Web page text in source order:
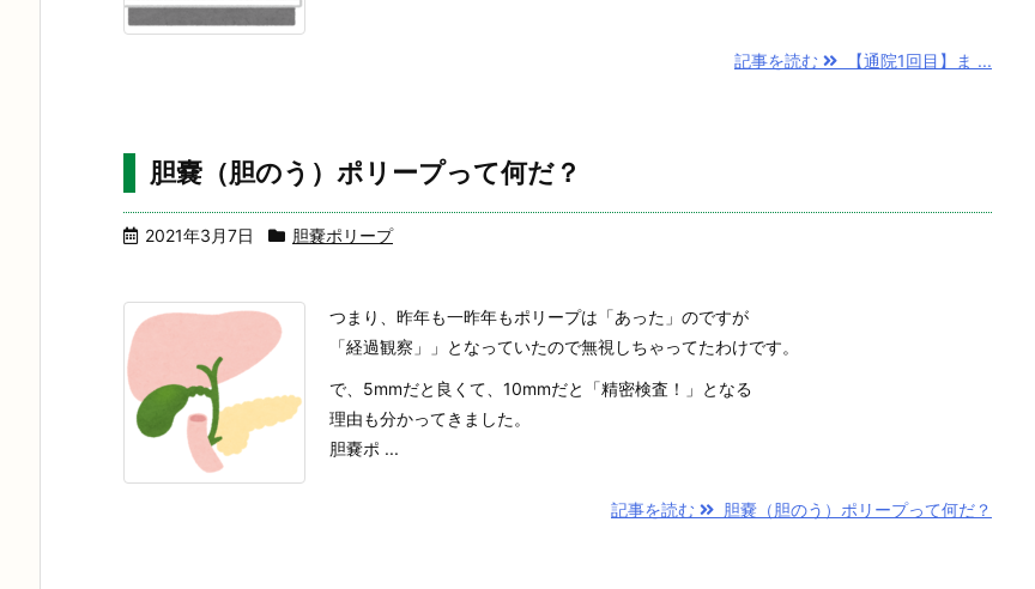
記事を読む 【通院1回目】ま ...
胆嚢（胆のう）ポリープって何だ？
2021年3月7日 胆嚢ポリープ
つまり、昨年も一昨年もポリープは「あった」のですが
「経過観察」」となっていたので無視しちゃってたわけです。
で、5mmだと良くて、10mmだと「精密検査！」となる
理由も分かってきました。
胆嚢ポ ...
記事を読む 胆嚢（胆のう）ポリープって何だ？